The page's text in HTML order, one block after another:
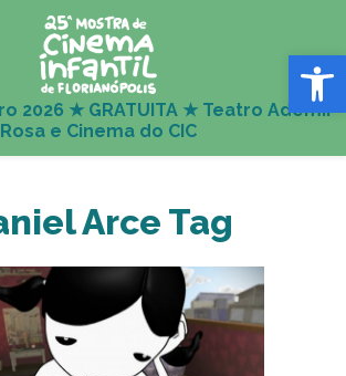
Abrir
Arce Tag